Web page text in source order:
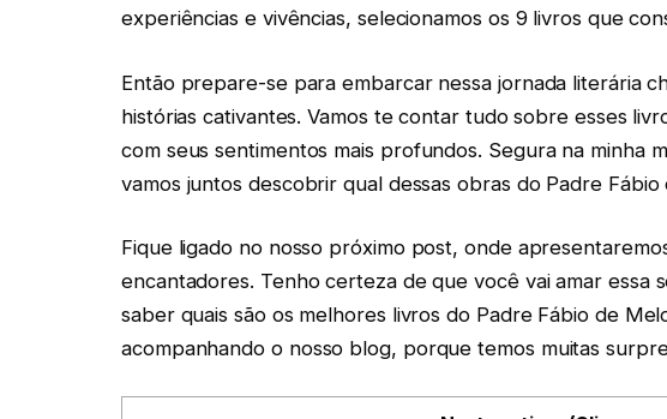
experiências e vivências, selecionamos os 9 livros que
Então prepare-se para embarcar nessa jornada literária
histórias cativantes. Vamos te contar tudo sobre esses
com seus sentimentos mais profundos. Segura na minha
vamos juntos descobrir qual dessas obras do Padre
Fique ligado no nosso próximo post, onde
encantadores. Tenho certeza de que você vai amar essa
saber quais são os melhores livros do Padre Fábio de
acompanhando o nosso blog, porque temos muitas